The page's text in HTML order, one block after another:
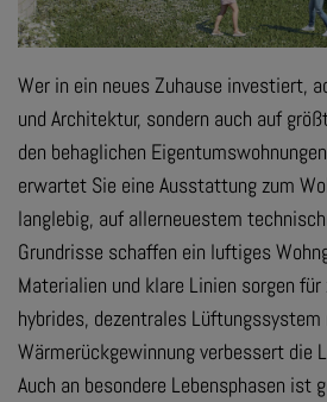
Wer in ein neues Zuhause investiert,
und Architektur, sondern auch auf
den behaglichen
erwartet Sie eine Ausstattung zum
langlebig, auf allerneuestem
Grundrisse schaffen ein luftiges
Materialien und klare Linien sorgen
hybrides, dezentrales
Wärmerückgewinnung verbessert die
Auch an besondere Lebensphasen ist